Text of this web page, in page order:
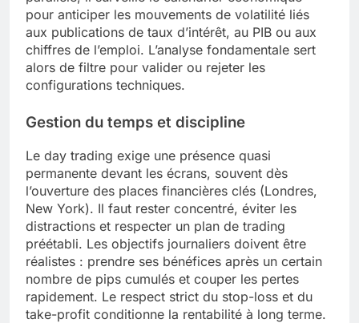
pour anticiper les mouvements de volatilité liés
aux publications de taux d’intérêt, au PIB ou aux
chiffres de l’emploi. L’analyse fondamentale sert
alors de filtre pour valider ou rejeter les
configurations techniques.
Gestion du temps et discipline
Le day trading exige une présence quasi
permanente devant les écrans, souvent dès
l’ouverture des places financières clés (Londres,
New York). Il faut rester concentré, éviter les
distractions et respecter un plan de trading
préétabli. Les objectifs journaliers doivent être
réalistes : prendre ses bénéfices après un certain
nombre de pips cumulés et couper les pertes
rapidement. Le respect strict du stop-loss et du
take-profit conditionne la rentabilité à long terme.